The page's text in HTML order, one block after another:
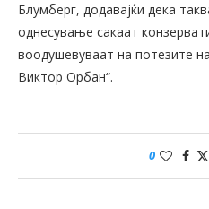
Блумберг, додавајќи дека
однесување сакаат
воодушевуваат на потезите
Виктор Орбан“.
0